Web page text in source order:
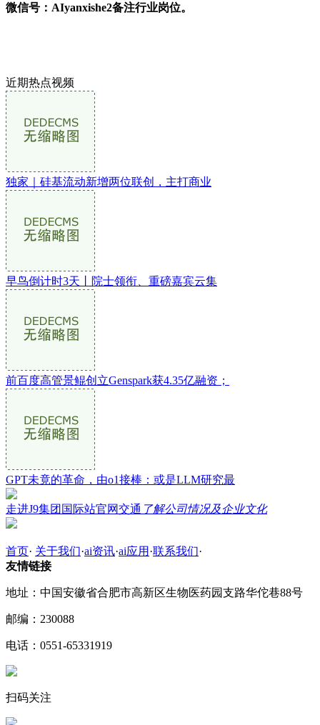
微信号：AIyanxishe2备注行业岗位。
近期热点视频
独家｜硅基流动新增两位联创，主打商业
早鸟倒计时3天丨院士领衔、重磅嘉宾云集
前百度高管景鲲创立Genspark获4.35亿融资；
GPT未竟的革命，由o1接棒：或是LLM研究最
走进J9集团国际站官网交通 了解公司情况及企业文化
首页· 关于我们·ai资讯·ai应用 ·联系我们·
友情链接
地址：中国安徽省合肥市高新区生物医药园支路华佗巷88号
邮编：230088
电话：0551-65331919
扫码关注